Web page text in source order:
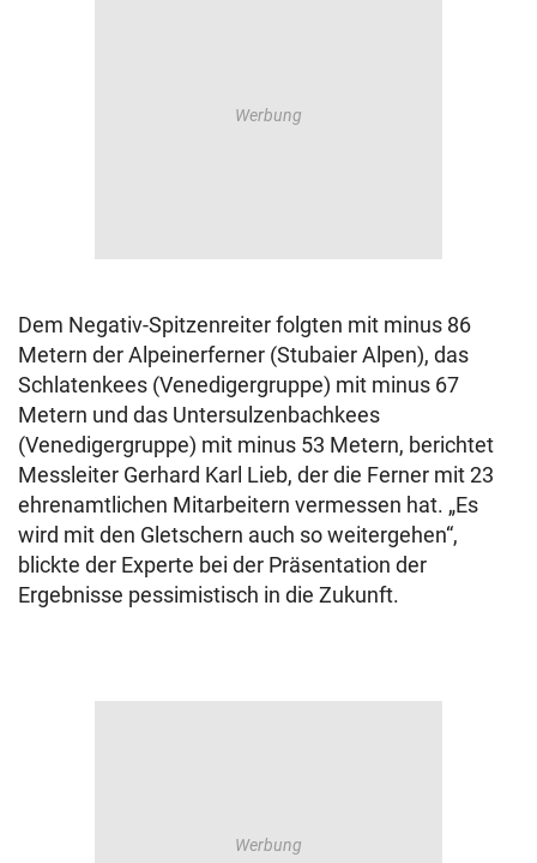
Dem Negativ-Spitzenreiter folgten mit minus 86
Metern der Alpeinerferner (Stubaier Alpen), das
Schlatenkees (Venedigergruppe) mit minus 67
Metern und das Untersulzenbachkees
(Venedigergruppe) mit minus 53 Metern, berichtet
Messleiter Gerhard Karl Lieb, der die Ferner mit 23
ehrenamtlichen Mitarbeitern vermessen hat. „Es
wird mit den Gletschern auch so weitergehen“,
blickte der Experte bei der Präsentation der
Ergebnisse pessimistisch in die Zukunft.